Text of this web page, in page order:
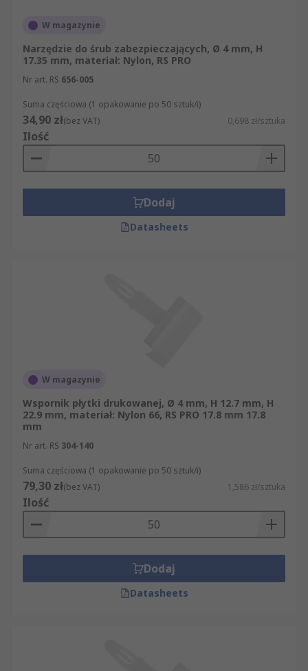
W magazynie
Narzędzie do śrub zabezpieczających, Ø 4 mm, H
17.35 mm, materiał: Nylon, RS PRO
Nr art. RS 656-005
Suma częściowa (1 opakowanie po 50 sztuk/i)
34,90 zł(bez VAT) 0,698 zł/sztuka
Ilość
Dodaj
Datasheets
W magazynie
Wspornik płytki drukowanej, Ø 4 mm, H 12.7 mm, H
22.9 mm, materiał: Nylon 66, RS PRO 17.8 mm 17.8
mm
Nr art. RS 304-140
Suma częściowa (1 opakowanie po 50 sztuk/i)
79,30 zł(bez VAT) 1,586 zł/sztuka
Ilość
Dodaj
Datasheets